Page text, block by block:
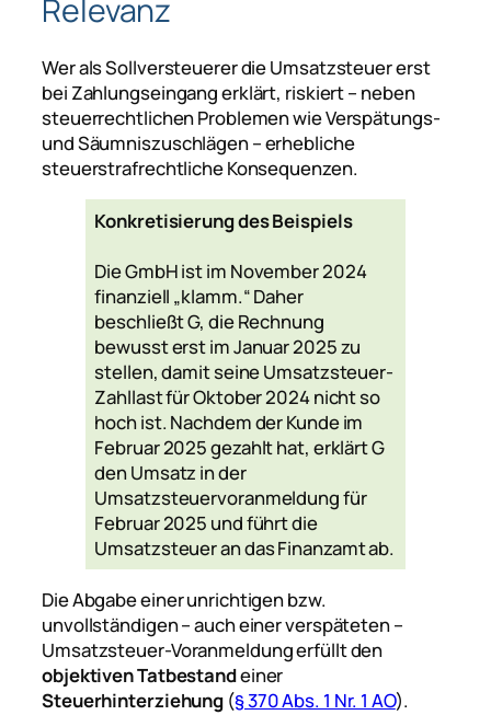
Relevanz
Wer als Sollversteuerer die Umsatzsteuer erst
bei Zahlungseingang erklärt, riskiert – neben
steuerrechtlichen Problemen wie Verspätungs-
und Säumniszuschlägen – erhebliche
steuerstrafrechtliche Konsequenzen.
Konkretisierung des Beispiels
Die GmbH ist im November 2024
finanziell „klamm.“ Daher
beschließt G, die Rechnung
bewusst erst im Januar 2025 zu
stellen, damit seine Umsatzsteuer-
Zahllast für Oktober 2024 nicht so
hoch ist. Nachdem der Kunde im
Februar 2025 gezahlt hat, erklärt G
den Umsatz in der
Umsatzsteuervoranmeldung für
Februar 2025 und führt die
Umsatzsteuer an das Finanzamt ab.
Die Abgabe einer unrichtigen bzw.
unvollständigen – auch einer verspäteten –
Umsatzsteuer-Voranmeldung erfüllt den
objektiven Tatbestandeiner
Steuerhinterziehung (§ 370 Abs. 1 Nr. 1 AO).